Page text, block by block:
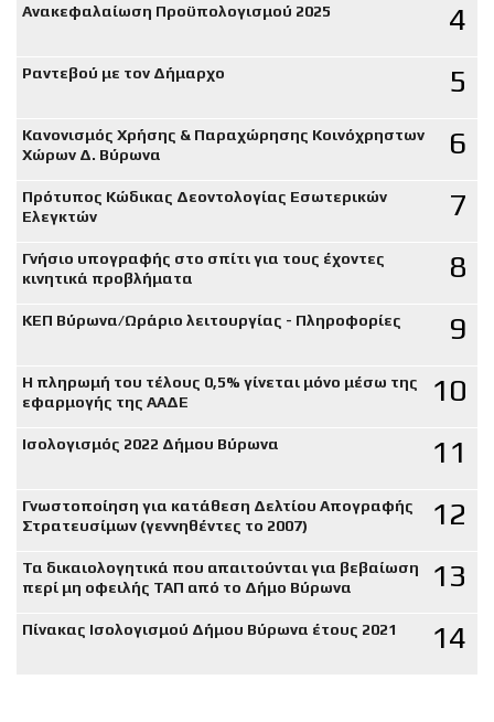
Ανακεφαλαίωση Προϋπολογισμού 2025 4
Ραντεβού με τον Δήμαρχο 5
Κανονισμός Χρήσης & Παραχώρησης Κοινόχρηστων
Χώρων Δ. Βύρωνα
6
Πρότυπος Κώδικας Δεοντολογίας Εσωτερικών
Ελεγκτών
7
Γνήσιο υπογραφής στο σπίτι για τους έχοντες
κινητικά προβλήματα
8
ΚΕΠ Βύρωνα/Ωράριο λειτουργίας - Πληροφορίες 9
Η πληρωμή του τέλους 0,5% γίνεται μόνο μέσω της
εφαρμογής της ΑΑΔΕ
10
Ισολογισμός 2022 Δήμου Βύρωνα 11
Γνωστοποίηση για κατάθεση Δελτίου Απογραφής
Στρατευσίμων (γεννηθέντες το 2007)
12
Τα δικαιολογητικά που απαιτούνται για βεβαίωση
περί μη οφειλής ΤΑΠ από το Δήμο Βύρωνα
13
Πίνακας Ισολογισμού Δήμου Βύρωνα έτους 2021 14